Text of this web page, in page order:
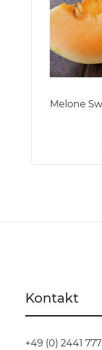
Melone
Kontakt
+49 (0) 2441